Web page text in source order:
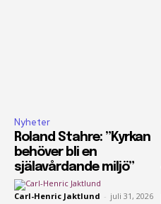
Nyheter
Roland Stahre: ”Kyrkan
behöver bli en
själavårdande miljö”
Carl-Henric Jaktlund - juli 31, 2026